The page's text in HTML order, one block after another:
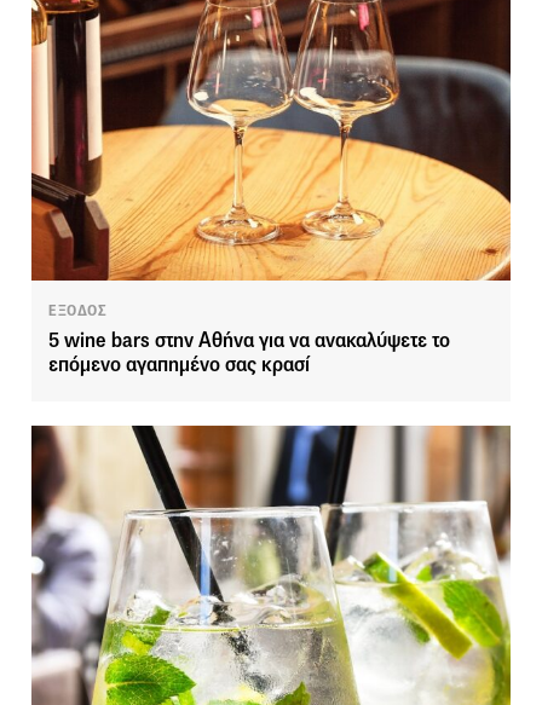
ΕΞΟΔΟΣ
5 wine bars στην Αθήνα για να ανακαλύψετε το
επόμενο αγαπημένο σας κρασί